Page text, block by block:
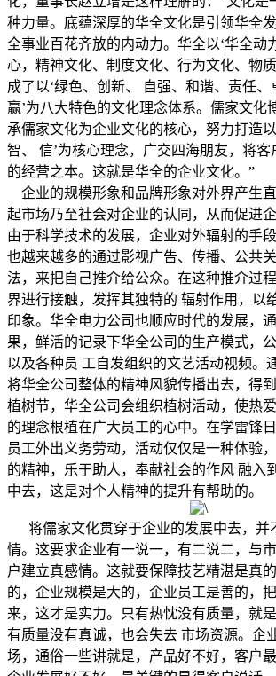
种力量。底蕴深厚的华全文化是引领华全
全事业百花齐放的内动力。华全以‘华全动
心，精神文化、制度文化、行为文化、物
成了以‘绿色、创新、 自强、和谐、责任
赢’为八大特色的文化理念体系。儒家文化
承儒家文化为企业文化的核心，努力打造以
智、 信’为核心理念，广交四海朋友，将
的经营之本。这就是华全的企业文化。”
企业的规模形象和品牌形象对外界产生
起市场乃至社会对企业的认同，从而促进
由于科学技术的发展，企业对外辐射的手
也越来越多的通过影视广告、传播、公共
法，来把自己推介给公众。在这种推介过
界进行接触，发挥其独特的 辐射作用，以
印象。华全电力公司也顺应时代的发展，
果，鲜活的记录下华全公司的生产模式，
以及各种员 工自发组织的文艺活动视频。
将华全公司整体的精神风貌传播出去，得
植树节，华全公司会组织植树活动，使热
的理念根植在广大员工的心中。在学雷锋
员工外出义务劳动，活动仅仅是一种体验
的精神，乐于助人，奉献社会的作风 融入
中去，这是对个人精神的提升有帮助的。
将儒家文化贯穿于企业的发展中去，并
情。这要求企业有一说一，有二说二，与
户建立真感情。这就要保障技艺精湛是真
的，企业规模是大的，企业员工是善的，
来，这才是实力。只有热忱没有质量，就
有质量没有真诚，也会失去 市场资源。企
场，通俗一些讲就是，产品好不好，客户